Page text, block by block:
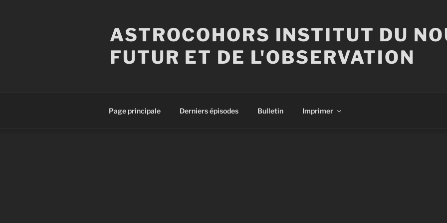
ASTROCOHORS INSTITUT DU
FUTUR ET DE L'OBSERVATION
Page principale Derniers épisodes Bulletin Imprimer